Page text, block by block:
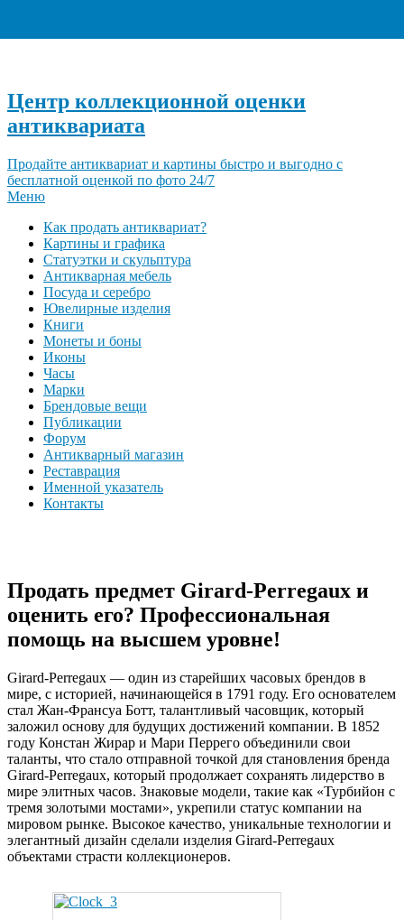
Центр коллекционной оценки
антиквариата
Продайте антиквариат и картины быстро и выгодно с
бесплатной оценкой по фото 24/7
Меню
Как продать антиквариат?
Картины и графика
Статуэтки и скульптура
Антикварная мебель
Посуда и серебро
Ювелирные изделия
Книги
Монеты и боны
Иконы
Часы
Марки
Брендовые вещи
Публикации
Форум
Антикварный магазин
Реставрация
Именной указатель
Контакты
Продать предмет Girard-Perregaux и
оценить его? Профессиональная
помощь на высшем уровне!
Girard-Perregaux — один из старейших часовых брендов в
мире, с историей, начинающейся в 1791 году. Его основателем
стал Жан-Франсуа Ботт, талантливый часовщик, который
заложил основу для будущих достижений компании. В 1852
году Констан Жирар и Мари Перрего объединили свои
таланты, что стало отправной точкой для становления бренда
Girard-Perregaux, который продолжает сохранять лидерство в
мире элитных часов. Знаковые модели, такие как «Турбийон с
тремя золотыми мостами», укрепили статус компании на
мировом рынке. Высокое качество, уникальные технологии и
элегантный дизайн сделали изделия Girard-Perregaux
объектами страсти коллекционеров.